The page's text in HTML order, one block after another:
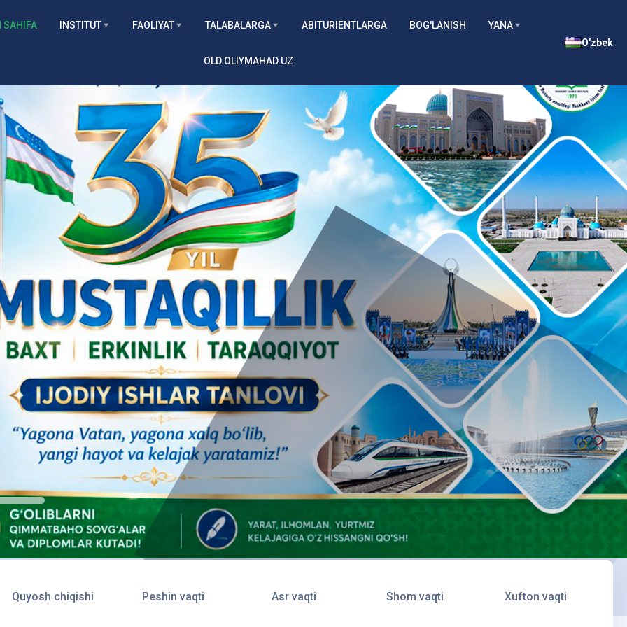
SAHIFA INSTITUT FAOLIYAT TALABALARGA ABITURIENTLARGA BOG'LANISH YANA
OLD.OLIYMAHAD.UZ
O'zbek
Quyosh chiqishi Peshin vaqti Asr vaqti Shom vaqti Xufton vaqti